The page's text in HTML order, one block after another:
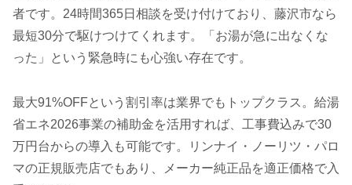
者です。24時間365日相談を受け付けており、藤沢市なら
最短30分で駆けつけてくれます。「お湯が急に出なくな
った」という緊急時にも心強い存在です。
最大91%OFFという割引率は業界でもトップクラス。給湯
省エネ2026事業の補助金を活用すれば、工事費込みで30
万円台からの導入も可能です。リンナイ・ノーリツ・パロ
マの正規販売店でもあり、メーカー純正品を適正価格で入